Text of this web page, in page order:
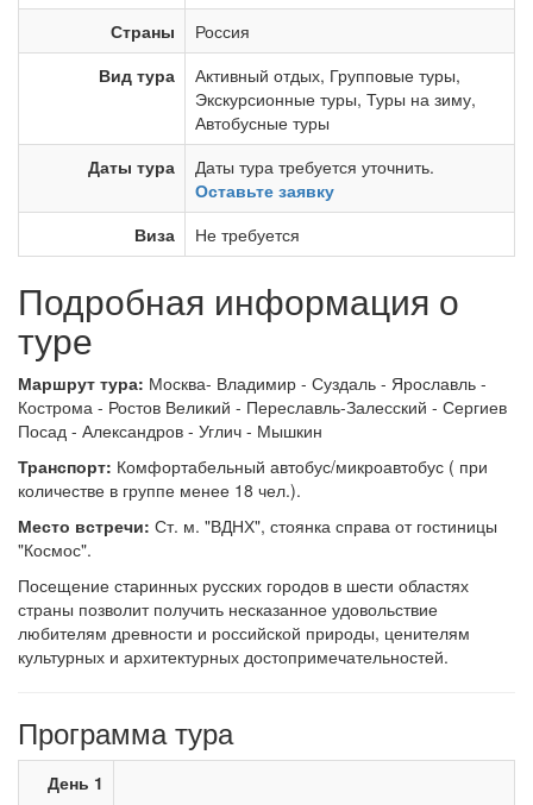
Страны
Россия
Вид тура
Активный отдых, Групповые туры,
Экскурсионные туры, Туры на зиму,
Автобусные туры
Даты тура
Даты тура требуется уточнить.
Оставьте заявку
Виза
Не требуется
Подробная информация о
туре
Маршрут тура: Москва- Владимир - Суздаль - Ярославль -
Кострома - Ростов Великий - Переславль-Залесский - Сергиев
Посад - Александров - Углич - Мышкин
Транспорт: Комфортабельный автобус/микроавтобус ( при
количестве в группе менее 18 чел.).
Место встречи: Ст. м. "ВДНХ", стоянка справа от гостиницы
"Космос".
Посещение старинных русских городов в шести областях
страны позволит получить несказанное удовольствие
любителям древности и российской природы, ценителям
культурных и архитектурных достопримечательностей.
Программа тура
День 1